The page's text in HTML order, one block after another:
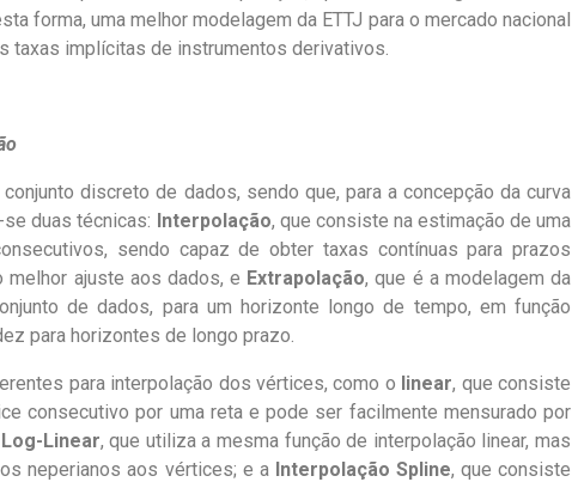
forma, uma melhor modelagem da ETTJ para o mercado nacional
taxas implícitas de instrumentos derivativos.
discreto de dados, sendo que, para a concepção da curva
duas técnicas: Interpolação, que consiste na estimação de uma
sendo capaz de obter taxas contínuas para prazos
melhor ajuste aos dados, e Extrapolação, que é a modelagem da
de dados, para um horizonte longo de tempo, em função
para horizontes de longo prazo.
para interpolação dos vértices, como o linear, que consiste
consecutivo por uma reta e pode ser facilmente mensurado por
Log-Linear, que utiliza a mesma função de interpolação linear, mas
neperianos aos vértices; e a Interpolação Spline, que consiste